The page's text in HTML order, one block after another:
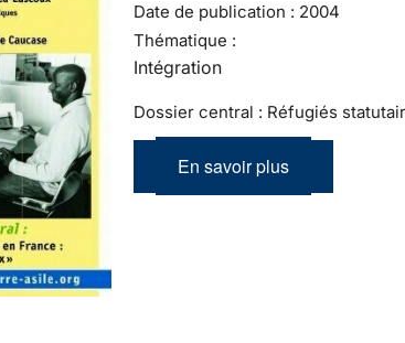
Date de publication : 2004
Thématique :
Intégration
Dossier central : Réfugiés
En savoir plus